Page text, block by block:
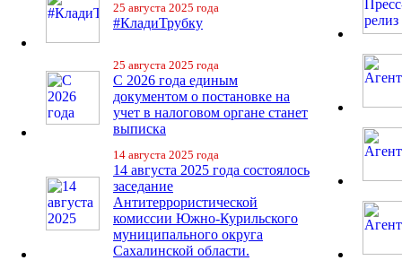
25 августа 2025 года
#КладиТрубку
25 августа 2025 года
С 2026 года единым
документом о постановке на
учет в налоговом органе станет
выписка
14 августа 2025 года
14 августа 2025 года состоялось
заседание
Антитеррористической
комиссии Южно-Курильского
муниципального округа
Сахалинской области.